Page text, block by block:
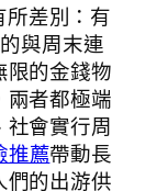
差別：有
與周末連
限的金錢物
兩者都極端
會實行周
推薦帶動長
們的出游供